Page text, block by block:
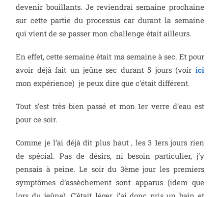
devenir bouillants. Je reviendrai semaine prochaine
sur cette partie du processus car durant la semaine
qui vient de se passer mon challenge était ailleurs.
En effet, cette semaine était ma semaine à sec. Et pour
avoir déjà fait un jeûne sec durant 5 jours (voir ici
mon expérience) je peux dire que c’était différent.
Tout s’est très bien passé et mon 1er verre d’eau est
pour ce soir.
Comme je l’ai déjà dit plus haut , les 3 1ers jours rien
de spécial. Pas de désirs, ni besoin particulier, j’y
pensais à peine. Le soir du 3ème jour les premiers
symptômes d’assèchement sont apparus (idem que